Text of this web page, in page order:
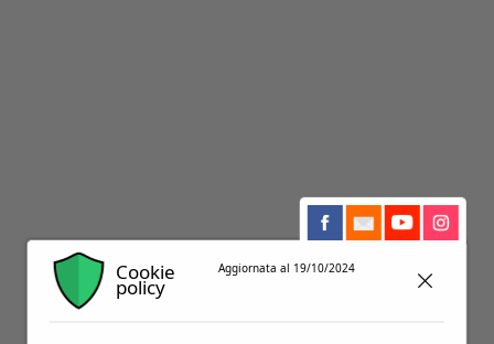
Cookie
policy
Aggiornata al 19/10/2024